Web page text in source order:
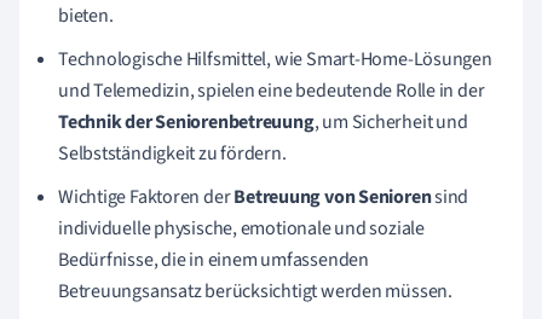
bieten.
Technologische Hilfsmittel, wie Smart-Home-Lösungen
und Telemedizin, spielen eine bedeutende Rolle in der
Technik der Seniorenbetreuung, um Sicherheit und
Selbstständigkeit zu fördern.
Wichtige Faktoren derBetreuung von Seniorensind
individuelle physische, emotionale und soziale
Bedürfnisse, die in einem umfassenden
Betreuungsansatz berücksichtigt werden müssen.